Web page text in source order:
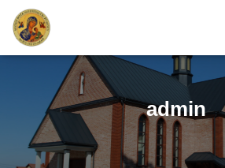
admin